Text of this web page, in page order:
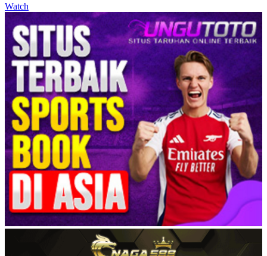
Watch